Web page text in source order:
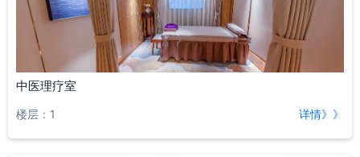
中医理疗室
楼层：1 详情》》